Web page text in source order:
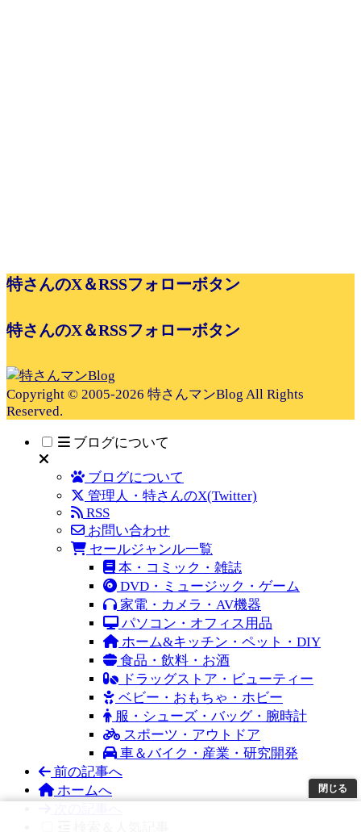
特さんのX＆RSSフォローボタン
閉じる
特さんのX＆RSSフォローボタン
Copyright © 2005-2026 特さんマンBlog All Rights
Reserved.
ブログについて
ブログについて
管理人・特さんのX(Twitter)
RSS
お問い合わせ
セールジャンル一覧
本・コミック・雑誌
DVD・ミュージック・ゲーム
家電・カメラ・AV機器
パソコン・オフィス用品
ホーム&キッチン・ペット・DIY
食品・飲料・お酒
ドラッグストア・ビューティー
ベビー・おもちゃ・ホビー
服・シューズ・バッグ・腕時計
スポーツ・アウトドア
車＆バイク・産業・研究開発
前の記事へ
ホームへ